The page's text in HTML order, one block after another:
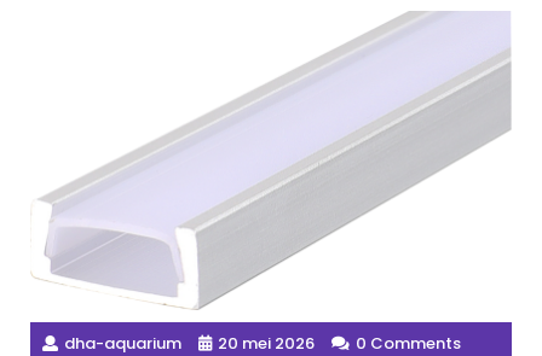
dha-aquarium 20 mei 2026 0 Comments